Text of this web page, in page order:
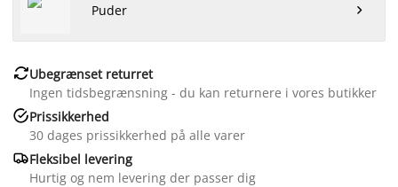
Puder 
Ubegrænset returret
Ingen tidsbegrænsning - du kan returnere i vores butikker
Prissikkerhed
30 dages prissikkerhed på alle varer
Fleksibel levering
Hurtig og nem levering der passer dig